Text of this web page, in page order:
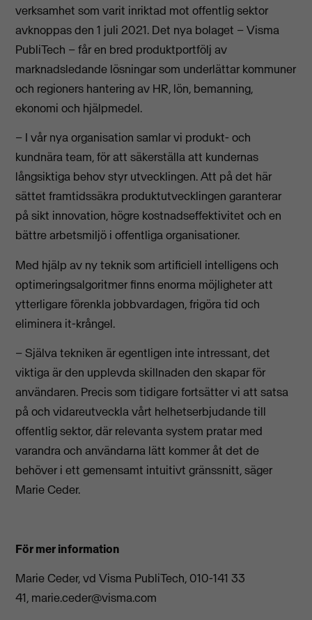
verksamhet som varit inriktad mot offentlig sektor
avknoppas den 1 juli 2021. Det nya bolaget – Visma
PubliTech – får en bred produktportfölj av
marknadsledande lösningar som underlättar kommuner
och regioners hantering av HR, lön, bemanning,
ekonomi och hjälpmedel.
– I vår nya organisation samlar vi produkt- och
kundnära team, för att säkerställa att kundernas
långsiktiga behov styr utvecklingen. Att på det här
sättet framtidssäkra produktutvecklingen garanterar
på sikt innovation, högre kostnadseffektivitet och en
bättre arbetsmiljö i offentliga organisationer.
Med hjälp av ny teknik som artificiell intelligens och
optimeringsalgoritmer finns enorma möjligheter att
ytterligare förenkla jobbvardagen, frigöra tid och
eliminera it-krångel.
– Själva tekniken är egentligen inte intressant, det
viktiga är den upplevda skillnaden den skapar för
användaren. Precis som tidigare fortsätter vi att satsa
på och vidareutveckla vårt helhetserbjudande till
offentlig sektor, där relevanta system pratar med
varandra och användarna lätt kommer åt det de
behöver i ett gemensamt intuitivt gränssnitt, säger
Marie Ceder.
För mer information
Marie Ceder, vd Visma PubliTech, 010-141 33
41, marie.ceder@visma.com